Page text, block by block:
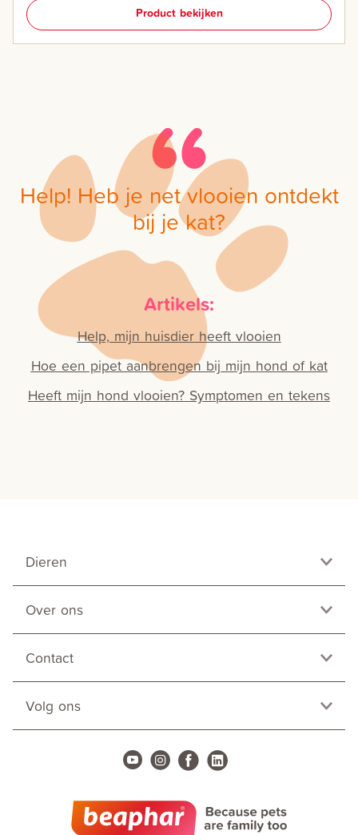
Product bekijken
Help! Heb je net vlooien ontdekt
bij je kat?
Artikels:
Help, mijn huisdier heeft vlooien
Hoe een pipet aanbrengen bij mijn hond of kat
Heeft mijn hond vlooien? Symptomen en tekens
Dieren
Over ons
Contact
Volg ons